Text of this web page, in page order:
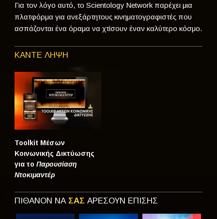
Για τον λόγο αυτό, το Scientology Network παρέχει μια
πλατφόρμα για ανεξάρτητους κινηματογραφιστές που
ασπάζονται ένα όραμα να χτίσουν έναν καλύτερο κόσμο.
ΚΑΝΤΕ ΛΗΨΗ
Toolkit Μέσων
Κοινωνικής Δικτύωσης
για το Παρουσίαση
Ντοκιμαντέρ
ΠΙΘΑΝΟΝ ΝΑ ΣΑΣ ΑΡΕΣΟΥΝ ΕΠΙΣΗΣ